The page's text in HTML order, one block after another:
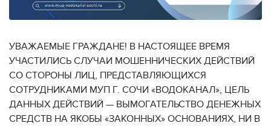
УВАЖАЕМЫЕ ГРАЖДАНЕ! В НАСТОЯЩЕЕ ВРЕМЯ
УЧАСТИЛИСЬ СЛУЧАИ МОШЕННИЧЕСКИХ ДЕЙСТВИЙ
СО СТОРОНЫ ЛИЦ, ПРЕДСТАВЛЯЮЩИХСЯ
СОТРУДНИКАМИ МУП Г. СОЧИ «ВОДОКАНАЛ», ЦЕЛЬ
ДАННЫХ ДЕЙСТВИЙ — ВЫМОГАТЕЛЬСТВО ДЕНЕЖНЫХ
СРЕДСТВ НА ЯКОБЫ «ЗАКОННЫХ» ОСНОВАНИЯХ, НИ В